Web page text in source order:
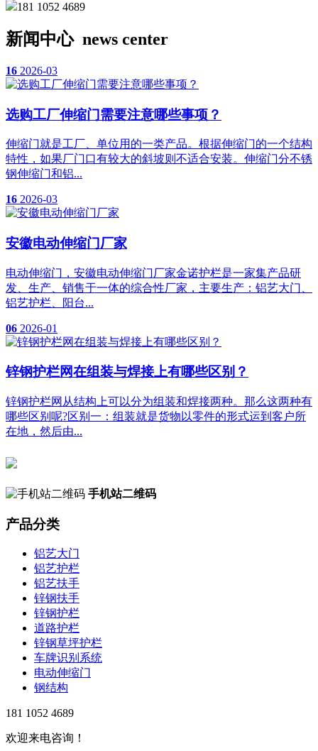
181 1052 4689
新闻中心news center
16 2026-03
选购工厂伸缩门需要注意哪些事项？
伸缩门就是工厂、单位用的一类产品。根据伸缩门的一个结构
特性，如果厂门口有较大的斜坡则不适合安装。伸缩门分不锈
钢伸缩门和铝...
16 2026-03
安徽电动伸缩门厂家
电动伸缩门，安徽电动伸缩门厂家金诺护栏是一家集产品研
发、生产、销售于一体的综合性厂家，主要生产：铝艺大门、
铝艺护栏、阳台...
06 2026-01
锌钢护栏网在组装与焊接上有哪些区别？
锌钢护栏网从结构上可以分为组装和焊接两种。那么这两种有
哪些区别呢?区别一：组装就是货物以零件的形式运到客户所
在地，然后由...
手机站二维码
产品分类
铝艺大门
铝艺护栏
铝艺扶手
锌钢扶手
锌钢护栏
道路护栏
锌钢草坪护栏
车牌识别系统
电动伸缩门
钢结构
181 1052 4689
欢迎来电咨询！